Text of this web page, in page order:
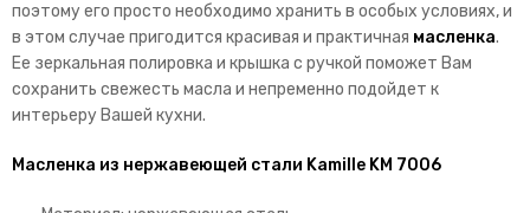
поэтому его просто необходимо хранить в особых условиях, и
в этом случае пригодится красивая и практичная масленка.
Ее зеркальная полировка и крышка с ручкой поможет Вам
сохранить свежесть масла и непременно подойдет к
интерьеру Вашей кухни.
Масленка из нержавеющей стали Kamille KM 7006